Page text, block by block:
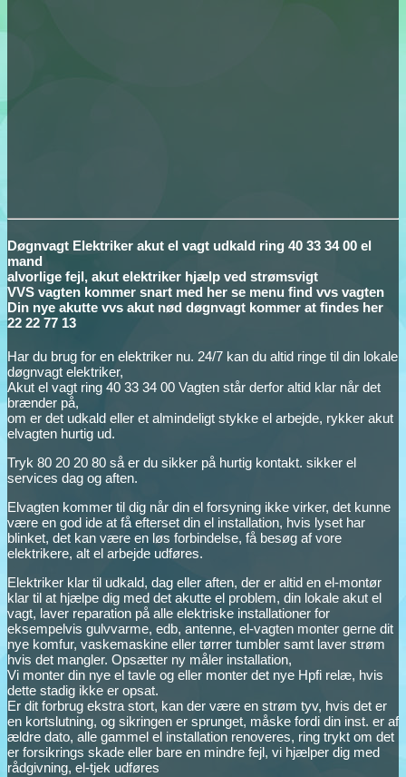
Døgnvagt Elektriker akut el vagt udkald ring 40 33 34 00 el
mand
alvorlige fejl, akut elektriker hjælp ved strømsvigt
VVS vagten kommer snart med her se menu find vvs vagten
Din nye akutte vvs akut nød døgnvagt kommer at findes her
22 22 77 13
Har du brug for en elektriker nu. 24/7 kan du altid ringe til din lokale
døgnvagt elektriker,
Akut el vagt ring 40 33 34 00 Vagten står derfor altid klar når det
brænder på,
om er det udkald eller et almindeligt stykke el arbejde, rykker akut
elvagten hurtig ud.
Tryk 80 20 20 80 så er du sikker på hurtig kontakt. sikker el
services dag og aften.
Elvagten kommer til dig når din el forsyning ikke virker, det kunne
være en god ide at få efterset din el installation, hvis lyset har
blinket, det kan være en løs forbindelse, få besøg af vore
elektrikere, alt el arbejde udføres.
Elektriker klar til udkald, dag eller aften, der er altid en el-montør
klar til at hjælpe dig med det akutte el problem, din lokale akut el
vagt, laver reparation på alle elektriske installationer for
eksempelvis gulvvarme, edb, antenne, el-vagten monter gerne dit
nye komfur, vaskemaskine eller tørrer tumbler samt laver strøm
hvis det mangler. Opsætter ny måler installation,
Vi monter din nye el tavle og eller monter det nye Hpfi relæ, hvis
dette stadig ikke er opsat.
Er dit forbrug ekstra stort, kan der være en strøm tyv, hvis det er
en kortslutning, og sikringen er sprunget, måske fordi din inst. er af
ældre dato, alle gammel el installation renoveres, ring trykt om det
er forsikrings skade eller bare en mindre fejl, vi hjælper dig med
rådgivning, el-tjek udføres